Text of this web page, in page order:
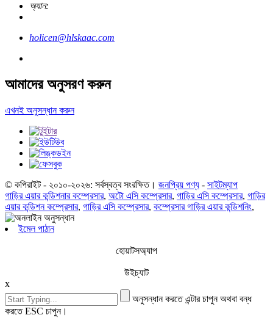
অ্যান:
holicen@hlskaac.com
আমাদের অনুসরণ করুন
এখনই অনুসন্ধান করুন
© কপিরাইট - ২০১০-২০২৬: সর্বস্বত্ব সংরক্ষিত। জনপ্রিয় পণ্য - সাইটম্যাপ
গাড়ির এয়ার কন্ডিশনার কম্প্রেসার, অটো এসি কম্প্রেসার, গাড়ির এসি কম্প্রেসার, গাড়ির
এয়ার কন্ডিশন কম্প্রেসার, গাড়ির এসি কম্প্রেসার, কম্প্রেসার গাড়ির এয়ার কন্ডিশনিং,
ইমেল পাঠান
হোয়াটসঅ্যাপ
উইচ্যাট
x
অনুসন্ধান করতে এন্টার চাপুন অথবা বন্ধ
করতে ESC চাপুন।